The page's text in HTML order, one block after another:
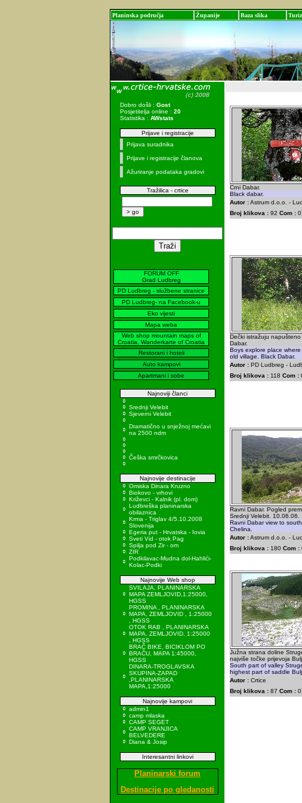
Planinska područja Županije Baza slika
Dobro došli : Gost
Posjetitelja online : 20
Statistika : AWstats
Prijave i registracije
Prijava suradnika
Prijave i registracije članova
Ažuriranje podataka gradovi
Tražilica - crtice
FORUM OFF
Grad Ludbreg
PD Ludbreg - službene stranice
PD Ludbreg- na Facebook-u
Eko vijesti
Mapa weba
Web shop mountain maps of
Croatia, Wanderkarte of Croatia
Restorani i hoteli
Auto kampovi
Apartmani i sobe
Najnoviji članci
Srednji Velebit
Sjeverni Velebit
Dramatično u snježnoj mećavi
na 2500 ndm
Češka smrčkovica
Najnovije destinacije
Omiska Dinara Kruzno
Biokovo - vrhovi
Križevci - Kalnik (pl. dom)
Ludbreška planinarska
obilaznica
Krma - Triglav 4/5.10.2008
Slovenija
Egeria put - Hrvatska - Iovia
Sveti Vid - otok Pag
Spilja pod Zir - om
ZIR
Podkilavac-Mudna dol-Hahlići-
Kolac-Podki
Najnovije Web shop
SVILAJA, PLANINARSKA
MAPA ZEMLJOVID,1:25000,
HGSS
PROMINA , PLANINARSKA
MAPA, ZEMLJOVID , 1:25000
, HGSS
OTOK RAB , PLANINARSKA
MAPA, ZEMLJOVID, 1:25000
, HGSS
BRAČ BIKE, BICIKLOM PO
BRAČU, MAPA 1:45000,
HGSS
DINARA-TROGLAVSKA
SKUPINA-ZAPAD
,PLANINARSKA
MAPA,1:25000
Najnovije kampovi
admin1
camp mlaska
CAMP SEGET
CAMP VRANJICA
BELVEDERE
Diana & Josip
Interesantni linkovi
Planinarski forum
Destinacije po gledanosti
Crni Dabar.
Black dabar.
Autor :Astrum d.o.o. -
Broj klikova : 92 Com : 0
Dečki istražuju
Dabar.
Boys explore place
old village. Black Dabar.
Autor : PD Ludbreg -
Broj klikova : 118 Com :
Ravni Dabar. Pogled
Srednji Velebit. 10.06.06.
Ravni Dabar view to
Chelina.
Autor :Astrum d.o.o. -
Broj klikova : 180 Com :
Južna strana doline
najviše točke prijevoja
South part of valley
highest part of saddle
Autor : Crtice
Broj klikova : 87 Com : 0